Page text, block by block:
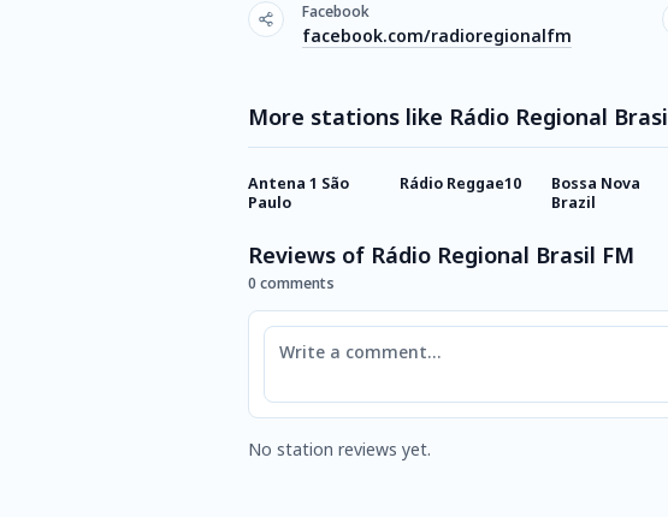
Facebook
facebook.com/radioregionalfm
More stations like Rádio Regional
Antena 1 São
Paulo
Rádio Reggae10
Bossa Nova
Brazil
Reviews of Rádio Regional Brasil FM
0 comments
Comment
No station reviews yet.